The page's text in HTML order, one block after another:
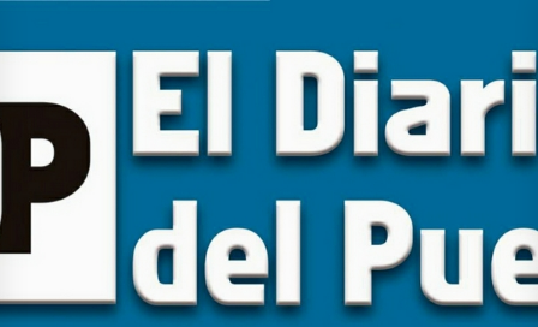
content
EL DIARIO DEL
PUEBLO